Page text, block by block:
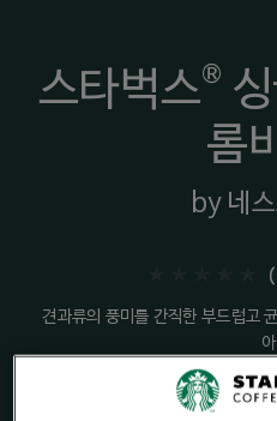
스타벅스®
롬
by 네
견과류의 풍미를 간직한 부드럽고
아
미디